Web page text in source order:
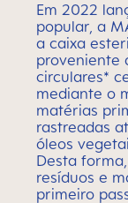
Em 2022
popular, a
a caixa
proveniente
circulares*
mediante o
matérias
rastreadas
óleos
Desta
resíduos e
primeiro